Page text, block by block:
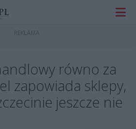
równo za
zapowiada sklepy,
jeszcze nie